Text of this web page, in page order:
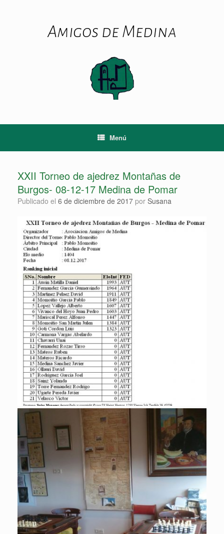
Amigos de Medina
Menú
XXII Torneo de ajedrez Montañas de
Burgos- 08-12-17 Medina de Pomar
Publicado el 6 de diciembre de 2017 por Susana